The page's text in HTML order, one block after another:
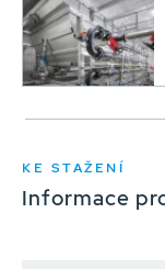
KE STAŽENÍ
Informace